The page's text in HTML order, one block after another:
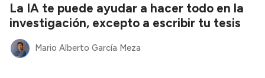
La IA te puede ayudar a hacer todo en la
investigación, excepto a escribir tu tesis
Mario Alberto García Meza